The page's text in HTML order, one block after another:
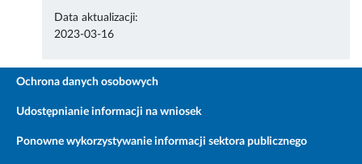
Data aktualizacji:
2023-03-16
Ochrona danych osobowych
Udostępnianie informacji na wniosek
Ponowne wykorzystywanie informacji sektora publicznego